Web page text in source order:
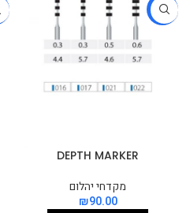
-36%
DEPTH MARKER
מקדחי יהלום
₪